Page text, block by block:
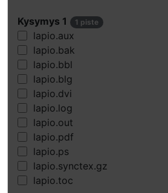
Kysymys 1 1 piste
lapio.aux
lapio.bak
lapio.bbl
lapio.blg
lapio.dvi
lapio.log
lapio.out
lapio.pdf
lapio.ps
lapio.synctex.gz
lapio.toc